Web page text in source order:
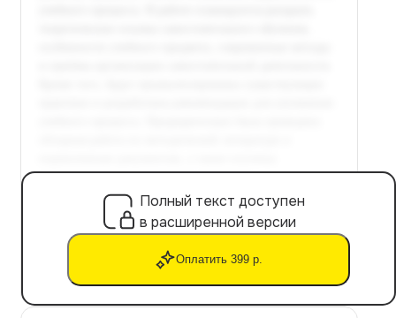
Полный текст доступен
в расширенной версии
Оплатить 399 р.